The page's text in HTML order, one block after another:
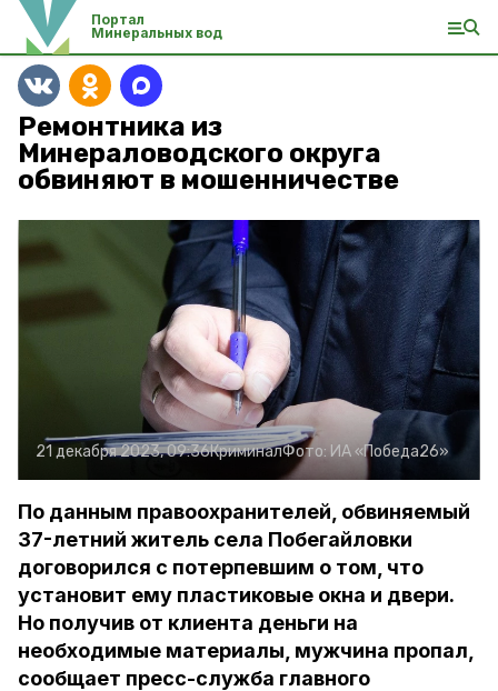
Портал
Минеральных вод
Ремонтника из
Минераловодского округа
обвиняют в мошенничестве
21 декабря 2023, 09:36КриминалФото: ИА «Победа26»
По данным правоохранителей, обвиняемый
37-летний житель села Побегайловки
договорился с потерпевшим о том, что
установит ему пластиковые окна и двери.
Но получив от клиента деньги на
необходимые материалы, мужчина пропал,
сообщает пресс-служба главного